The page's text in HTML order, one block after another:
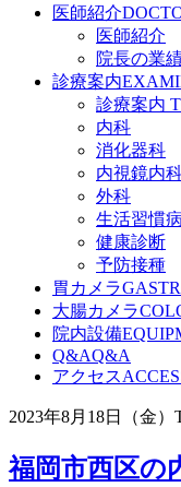
医師紹介
医師紹介
院長の業
診療案内
診療案内
内科
消化器科
内視鏡内
外科
生活習慣病
健康診断
予防接種
胃カメラ
大腸カメラ
院内設備
Q&AQ&A
アクセス
2023年8月18日（金
福岡市西区の